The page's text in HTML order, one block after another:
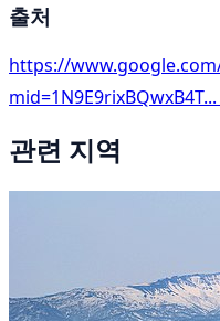
출처
https://
mid=1N9E9rixBQwxB4T...
관련 지역